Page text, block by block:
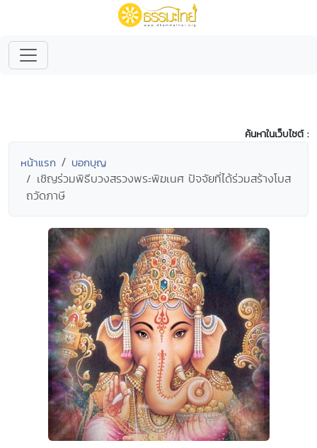
ค้นหาในเว็บไซต์ :
หน้าแรก บอกบุญ
เชิญร่วมพิธีบวงสรวงพระพิฆเนศ ปัจจัยที่ได้ร่วมสร้างโบส
ถวัดภาษี